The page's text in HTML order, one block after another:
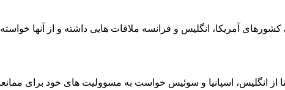
کشورهای آمریکا، انگلیس و فرانسه ملاقات هایی داشته و از آنها
از انگلیس، اسپانیا و سوئیس خواست به مسوولیت های خود برای